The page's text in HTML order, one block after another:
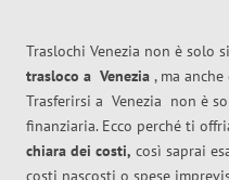
Traslochi Venezia non è solo
trasloco a Venezia , ma
Trasferirsi a Venezia non è
finanziaria. Ecco perché ti
chiara dei costi, così saprai
costi nascosti o spese